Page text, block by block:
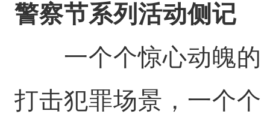
警察节系列活动侧记
一个个惊心动魄的
打击犯罪场景，一个个